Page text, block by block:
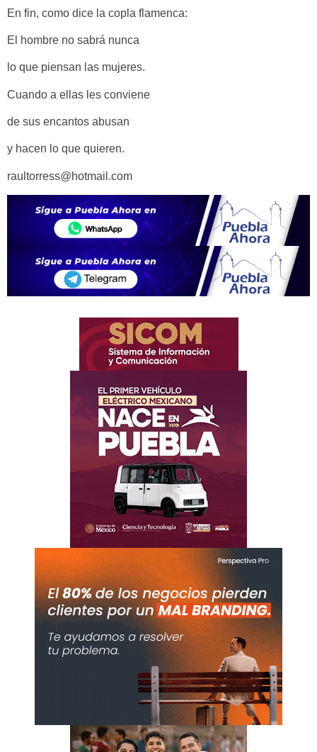
En fin, como dice la copla flamenca:
El hombre no sabrá nunca
lo que piensan las mujeres.
Cuando a ellas les conviene
de sus encantos abusan
y hacen lo que quieren.
raultorress@hotmail.com